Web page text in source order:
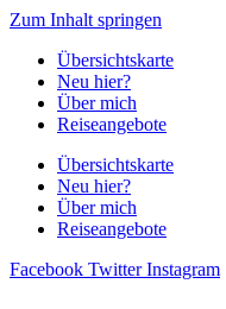
Zum Inhalt springen
Übersichtskarte
Neu hier?
Über mich
Reiseangebote
Übersichtskarte
Neu hier?
Über mich
Reiseangebote
Facebook Twitter Instagram